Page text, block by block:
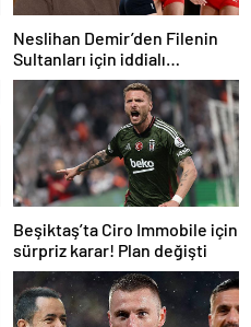
Neslihan Demir’den Filenin
Sultanları için iddialı
açıklama!
Beşiktaş’ta Ciro Immobile için
sürpriz karar! Plan değişti